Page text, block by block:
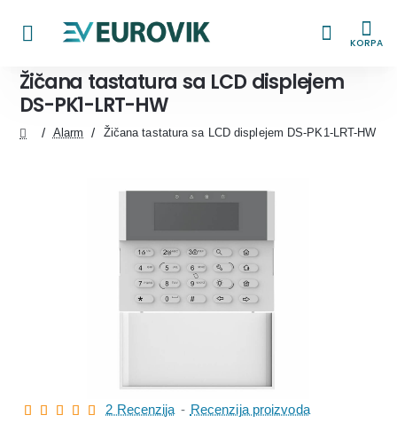
KORPA
Žičana tastatura sa LCD displejem
DS-PK1-LRT-HW
Alarm Žičana tastatura sa LCD displejem DS-PK1-LRT-HW
2 Recenzija - Recenzija proizvoda